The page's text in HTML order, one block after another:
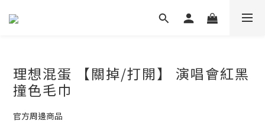
理想混蛋 【關掉/打開】 演唱會紅黑
撞色毛巾
官方周邊商品